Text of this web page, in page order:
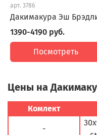
арт. 3786
Дакимакура Эш
1390-4190 руб.
Посмотреть
Цены на
Комлект
-